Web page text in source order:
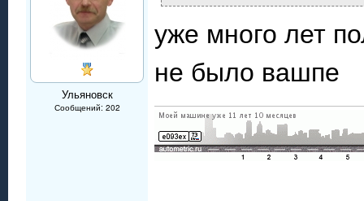
Ульяновск
Сообщений: 202
уже много лет
не было вашпе